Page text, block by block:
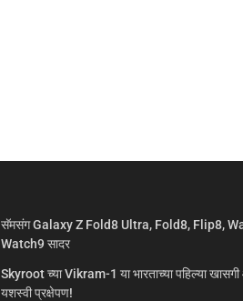
सॅमसंग Galaxy Z Fold8 Ultra, Fold8, Flip8,
Watch9 सादर
Skyroot च्या Vikram-1 या भारताच्या पहिल्या
यशस्वी प्रक्षेपण!